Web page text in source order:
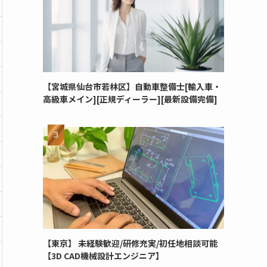
【宮城県仙台市若林区】自動車整備士[輸入車・
高級車メイン][正規ディーラー][最新設備完備]
【東京】 未経験歓迎/研修充実/初任地相談可能
【3D CAD機械設計エンジニア】